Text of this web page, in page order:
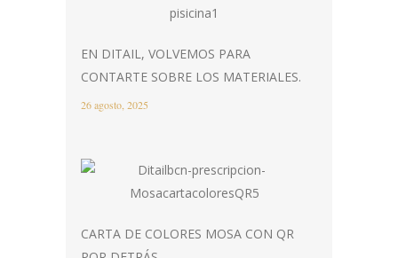
EN DITAIL, VOLVEMOS PARA
CONTARTE SOBRE LOS MATERIALES.
26 agosto, 2025
CARTA DE COLORES MOSA CON QR